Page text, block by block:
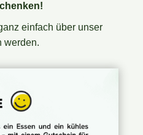
einfach über unser
werden.